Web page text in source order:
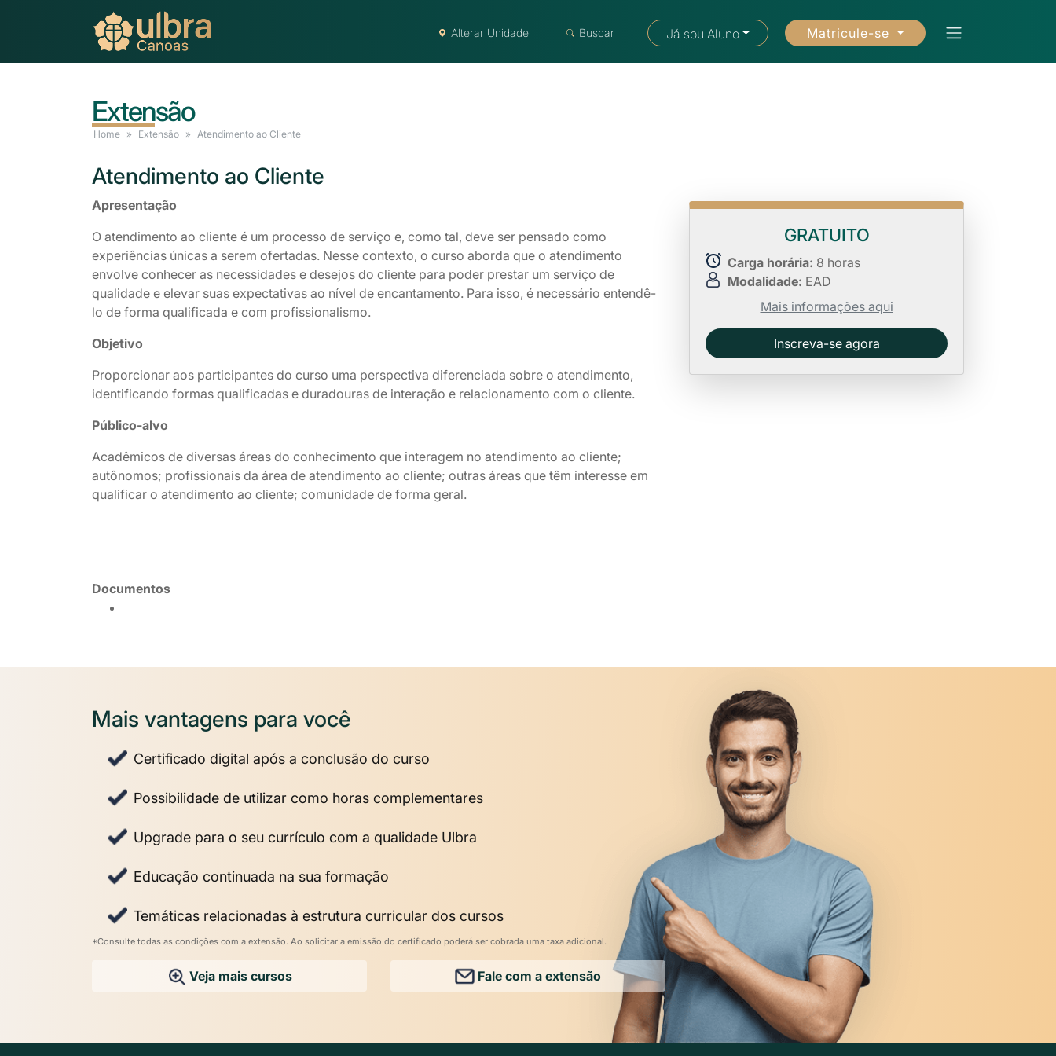
Alterar Unidade Buscar Já sou Aluno Matricule-se
Extensão
Home Extensão Atendimento ao Cliente
Atendimento ao Cliente
Apresentação
O atendimento ao cliente é um processo de serviço e, como tal, deve ser pensado como
experiências únicas a serem ofertadas. Nesse contexto, o curso aborda que o atendimento
envolve conhecer as necessidades e desejos do cliente para poder prestar um serviço de
qualidade e elevar suas expectativas ao nível de encantamento. Para isso, é necessário entendê-
lo de forma qualificada e com profissionalismo.
Objetivo
Proporcionar aos participantes do curso uma perspectiva diferenciada sobre o atendimento,
identificando formas qualificadas e duradouras de interação e relacionamento com o cliente.
Público-alvo
Acadêmicos de diversas áreas do conhecimento que interagem no atendimento ao cliente;
autônomos; profissionais da área de atendimento ao cliente; outras áreas que têm interesse em
qualificar o atendimento ao cliente; comunidade de forma geral.
Documentos
GRATUITO
Carga horária: 8 horas
Modalidade: EAD
Mais informações aqui
Inscreva-se agora
Mais vantagens para você
Certificado digital após a conclusão do curso
Possibilidade de utilizar como horas complementares
Upgrade para o seu currículo com a qualidade Ulbra
Educação continuada na sua formação
Temáticas relacionadas à estrutura curricular dos cursos
*Consulte todas as condições com a extensão. Ao solicitar a emissão do certificado poderá ser cobrada uma taxa adicional.
Veja mais cursos Fale com a extensão